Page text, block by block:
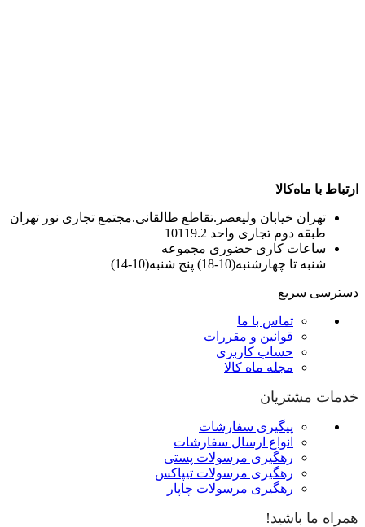
ارتباط با ماه‌کالا
تهران خیابان ولیعصر.تقاطع طالقانی.مجتمع تجاری نور تهران
طبقه دوم تجاری واحد 10119.2
ساعات کاری حضوری مجموعه
شنبه تا چهارشنبه(10-18) پنج شنبه(10-14)
دسترسی سریع
تماس با ما
قوانین و مقررات
حساب کاربری
مجله ماه کالا
خدمات مشتریان
پیگیری سفارشات
انواع ارسال سفارشات
رهگیری مرسولات پستی
رهگیری مرسولات تیپاکس
رهگیری مرسولات چاپار
همراه ما باشید!